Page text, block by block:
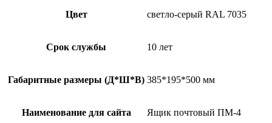
Цвет светло-серый RAL 7035
Срок службы 10 лет
Габаритные размеры (Д*Ш*В) 385*195*500 мм
Наименование для сайта Ящик почтовый ПМ-4